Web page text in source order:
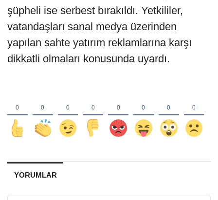
şüpheli ise serbest bırakıldı. Yetkililer,
vatandaşları sanal medya üzerinden
yapılan sahte yatırım reklamlarına karşı
dikkatli olmaları konusunda uyardı.
YORUMLAR